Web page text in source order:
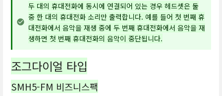
두 대의 휴대전화에 동시에 연결되어 있는 경우 헤드셋은 둘
중 한 대의 휴대전화 소리만 출력합니다. 예를 들어 첫 번째 휴
대전화에서 음악을 재생 중에 두 번째 휴대전화에서 음악을 재
생하면 첫 번째 휴대전화의 음악이 중단됩니다.
조그다이얼 타입
SMH5-FM 비즈니스팩